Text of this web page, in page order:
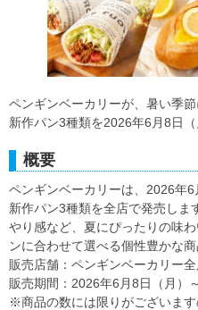
ペンギンベーカリーが、暑い季
新作パン3種類を2026年6月8日（
概要
ペンギンベーカリーは、2026年
新作パン3種類を全店で発売しま
やり感など、夏にぴったりの味
ンに合わせて選べる個性豊かな商
販売店舗：ペンギンベーカリー
販売期間：2026年6月8日（月）
※商品の数には限りがございま